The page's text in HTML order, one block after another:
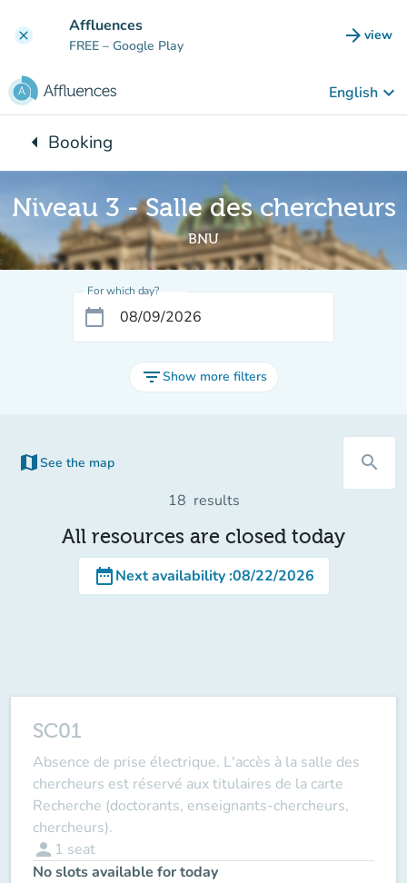
clear Affluences
FREE – Google Play arrow_forward view
(new
English keyboard_arrow_down
arrow_leftBack to:
Booking
Niveau 3 - Salle des chercheurs
BNU
For which day?
calendar_today
filter_listShow more filters
map See the map
(new tab) search
18 results
All resources are closed today
date_rangeNext availability:08/22/2026
SC01
Absence de prise électrique. L'accès à la salle des
chercheurs est réservé aux titulaires de la carte
Recherche (doctorants, enseignants-chercheurs,
chercheurs).
person 1 seat
No slots available for today